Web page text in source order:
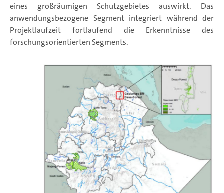
eines großräumigen Schutzgebietes auswirkt. Das
anwendungsbezogene Segment integriert während der
Projektlaufzeit fortlaufend die Erkenntnisse des
forschungsorientierten Segments.